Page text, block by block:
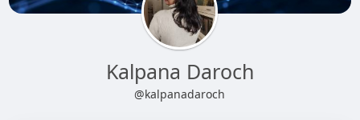
Kalpana Daroch
@kalpanadaroch